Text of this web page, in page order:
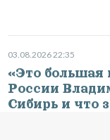
03.08.2026 22:35
«Это большая
России
Сибирь и что